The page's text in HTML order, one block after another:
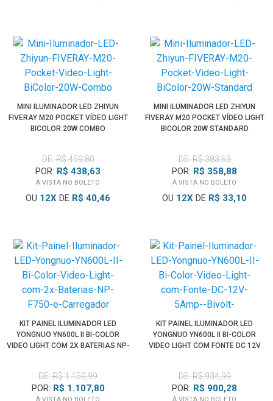
MINI ILUMINADOR LED ZHIYUN
FIVERAY M20 POCKET VÍDEO LIGHT
BICOLOR 20W COMBO
DE: R$ 459,80
POR: R$ 438,63
À VISTA NO BOLETO
OU 12X DE R$ 40,46
MINI ILUMINADOR LED ZHIYUN
FIVERAY M20 POCKET VÍDEO LIGHT
BICOLOR 20W STANDARD
DE: R$ 383,63
POR: R$ 358,88
À VISTA NO BOLETO
OU 12X DE R$ 33,10
KIT PAINEL ILUMINADOR LED
YONGNUO YN600L II BI-COLOR
VIDEO LIGHT COM 2X BATERIAS NP-
DE: R$ 1.159,99
POR: R$ 1.107,80
KIT PAINEL ILUMINADOR LED
YONGNUO YN600L II BI-COLOR
VIDEO LIGHT COM FONTE DC 12V
DE: R$ 934,99
POR: R$ 900,28